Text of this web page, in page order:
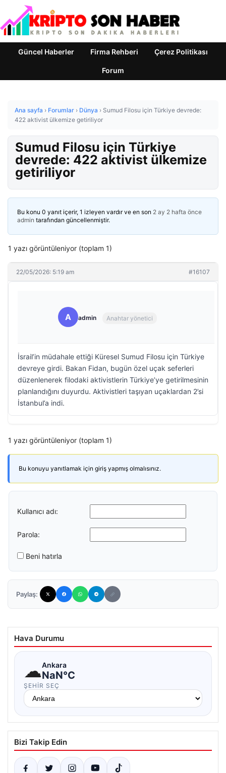
Güncel Haberler Firma Rehberi Çerez Politikası
Forum
Ana sayfa › Forumlar › Dünya › Sumud Filosu için Türkiye devrede:
422 aktivist ülkemize getiriliyor
Sumud Filosu için Türkiye
devrede: 422 aktivist ülkemize
getiriliyor
Bu konu 0 yanıt içerir, 1 izleyen vardır ve en son 2 ay 2 hafta önce
admin tarafından güncellenmiştir.
1 yazı görüntüleniyor (toplam 1)
22/05/2026: 5:19 am #16107
A admin Anahtar yönetici
İsrail’in müdahale ettiği Küresel Sumud Filosu için Türkiye
devreye girdi. Bakan Fidan, bugün özel uçak seferleri
düzenlenerek filodaki aktivistlerin Türkiye’ye getirilmesinin
planlandığını duyurdu. Aktivistleri taşıyan uçaklardan 2’si
İstanbul’a indi.
1 yazı görüntüleniyor (toplam 1)
Bu konuyu yanıtlamak için giriş yapmış olmalısınız.
Kullanıcı adı:
Parola:
Beni hatırla
Paylaş:
Hava Durumu
☁Ankara
NaN°C
ŞEHIR SEÇ
Bizi Takip Edin